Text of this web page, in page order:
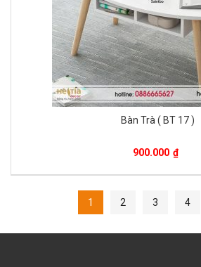
Bàn Trà ( BT 17 )
900.000 ₫
1 2 3 4